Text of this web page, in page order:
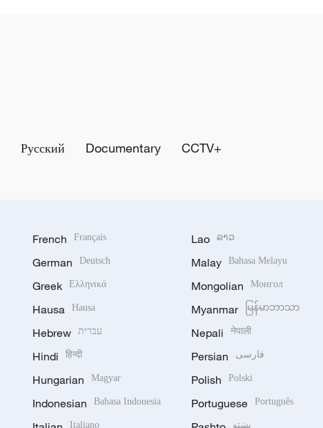
Русский Documentary CCTV+
French Français
German Deutsch
Greek Ελληνικά
Hausa Hausa
Hebrew עברית
Hindi हिन्दी
Hungarian Magyar
Indonesian Bahasa Indonesia
Italiano
Lao ລາວ
Malay Bahasa Melayu
Mongolian Монгол
Myanmar မြန်မာဘာသာ
Nepali नेपाली
Persian فارسی
Polish Polski
Portuguese Português
پښتو